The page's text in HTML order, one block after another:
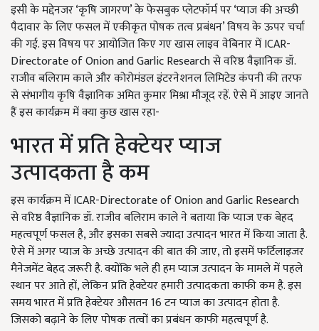
इसी के मद्देनजर ‘कृषि जागरण’ के फेसबुक प्लेटफॉर्म पर ‘प्याज की अच्छी
पैदावार के लिए फसल में एकीकृत पोषक तत्व प्रबंधन’ विषय के ऊपर चर्चा
की गई. इस विषय पर आयोजित किए गए खास लाइव वेबिनार में ICAR-
Directorate of Onion and Garlic Research से वरिष्ठ वैज्ञानिक डॉ.
राजीव बलिराम काले और कोरोमंडल इंटरनेशनल लिमिटेड कंपनी की तरफ
से संभागीय कृषि वैज्ञानिक अमित कुमार मिश्रा मौजूद रहें. ऐसे में आइए जानते
हैं इस कार्यक्रम में क्या कुछ खास रहा-
भारत में प्रति हेक्टेयर प्याज
उत्पादकता है कम
इस कार्यक्रम में ICAR-Directorate of Onion and Garlic Research
से वरिष्ठ वैज्ञानिक डॉ. राजीव बलिराम काले ने बताया कि प्याज एक बेहद
महत्वपूर्ण फसल है, और इसका सबसे ज्यादा उत्पादन भारत में किया जाता है.
ऐसे में अगर प्याज के अच्छे उत्पादन की बात की जाए, तो इसमें फर्टिलाइजर
मैनेजमेंट बेहद जरूरी है. क्योंकि भले ही हम प्याज उत्पादन के मामले में पहले
स्थान पर आते हों, लेकिन प्रति हेक्टेयर हमारी उत्पादकता काफी कम है. इस
समय भारत में प्रति हेक्टेयर औसतन 16 टन प्याज का उत्पादन होता है.
जिसको बढ़ाने के लिए पोषक तत्वों का प्रबंधन काफी महत्वपूर्ण है.